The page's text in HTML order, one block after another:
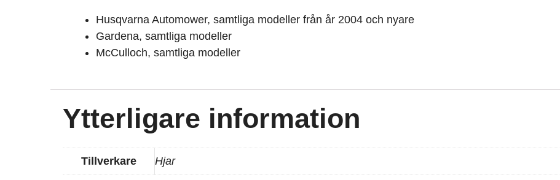
Husqvarna Automower, samtliga modeller från år 2004 och nyare
Gardena, samtliga modeller
McCulloch, samtliga modeller
Ytterligare information
Tillverkare Hjar